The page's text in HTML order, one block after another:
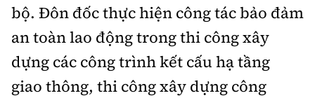
bộ. Đôn đốc thực hiện công tác bảo đảm
an toàn lao động trong thi công xây
dựng các công trình kết cấu hạ tầng
giao thông, thi công xây dựng công